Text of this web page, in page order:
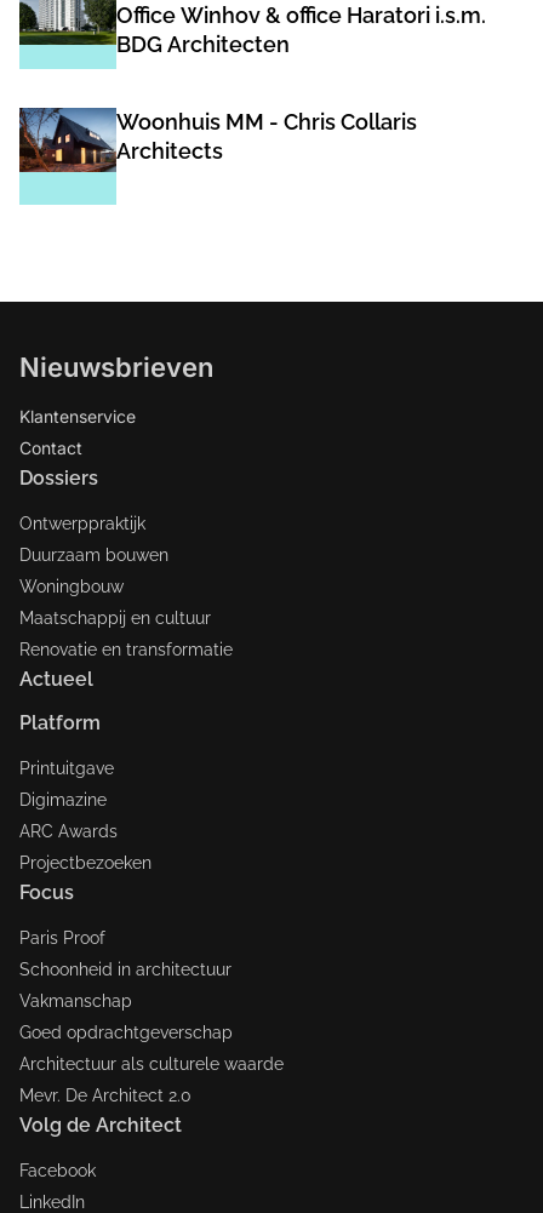
Office Winhov & office Haratori i.s.m.
BDG Architecten
Woonhuis MM - Chris Collaris
Architects
Nieuwsbrieven
Klantenservice
Contact
Dossiers
Ontwerppraktijk
Duurzaam bouwen
Woningbouw
Maatschappij en cultuur
Renovatie en transformatie
Actueel
Platform
Printuitgave
Digimazine
ARC Awards
Projectbezoeken
Focus
Paris Proof
Schoonheid in architectuur
Vakmanschap
Goed opdrachtgeverschap
Architectuur als culturele waarde
Mevr. De Architect 2.0
Volg de Architect
Facebook
LinkedIn